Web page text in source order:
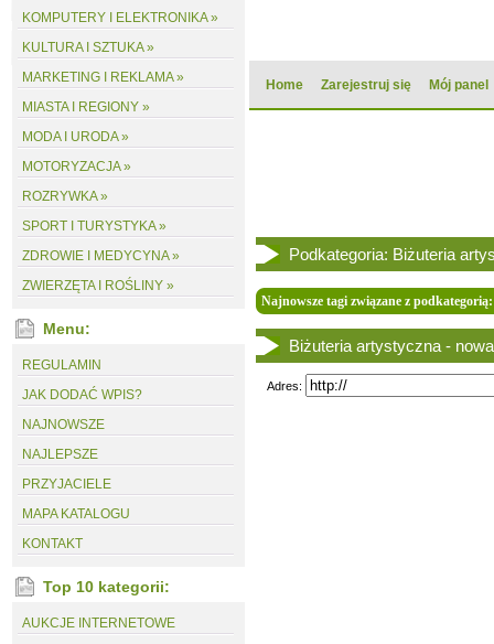
Home Zarejestruj się Mój panel
KOMPUTERY I ELEKTRONIKA »
KULTURA I SZTUKA »
MARKETING I REKLAMA »
MIASTA I REGIONY »
MODA I URODA »
MOTORYZACJA »
ROZRYWKA »
SPORT I TURYSTYKA »
ZDROWIE I MEDYCYNA »
ZWIERZĘTA I ROŚLINY »
Menu:
REGULAMIN
JAK DODAĆ WPIS?
NAJNOWSZE
NAJLEPSZE
PRZYJACIELE
MAPA KATALOGU
KONTAKT
Top 10 kategorii:
AUKCJE INTERNETOWE
Podkategoria: Biżuteria
Najnowsze tagi związane z
Biżuteria artystyczna -
Adres: